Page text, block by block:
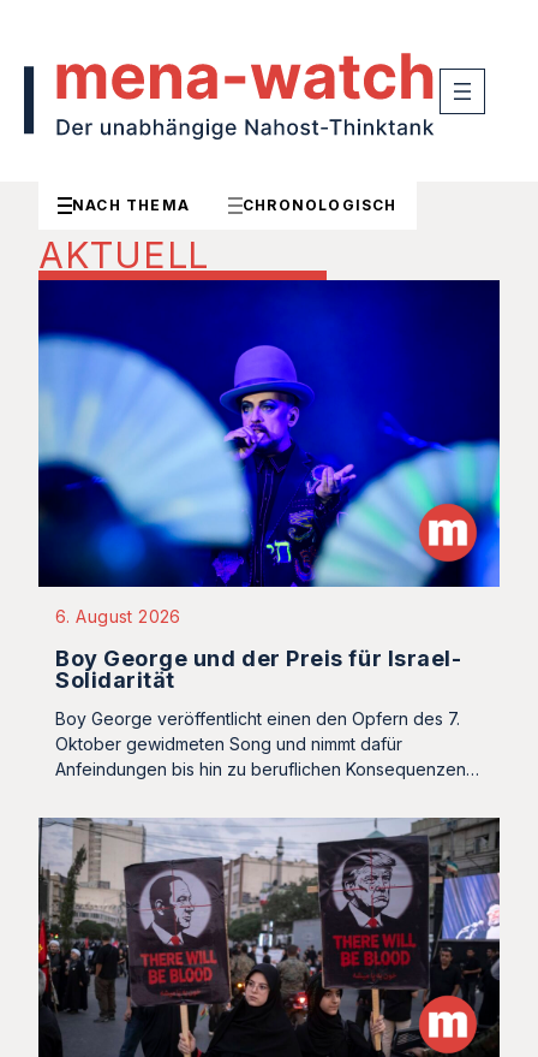
NACH THEMA CHRONOLOGISCH
AKTUELL
6. August 2026
Boy George und der Preis für Israel-
Solidarität
Boy George veröffentlicht einen den Opfern des 7.
Oktober gewidmeten Song und nimmt dafür
Anfeindungen bis hin zu beruflichen Konsequenzen…